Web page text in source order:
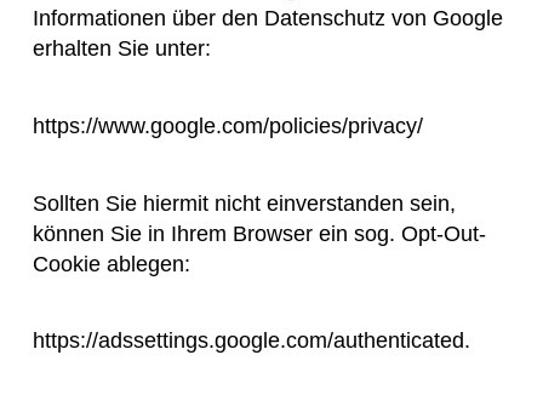
Informationen über den Datenschutz von Google
erhalten Sie unter:
https://www.google.com/policies/privacy/
Sollten Sie hiermit nicht einverstanden sein,
können Sie in Ihrem Browser ein sog. Opt-Out-
Cookie ablegen:
https://adssettings.google.com/authenticated.